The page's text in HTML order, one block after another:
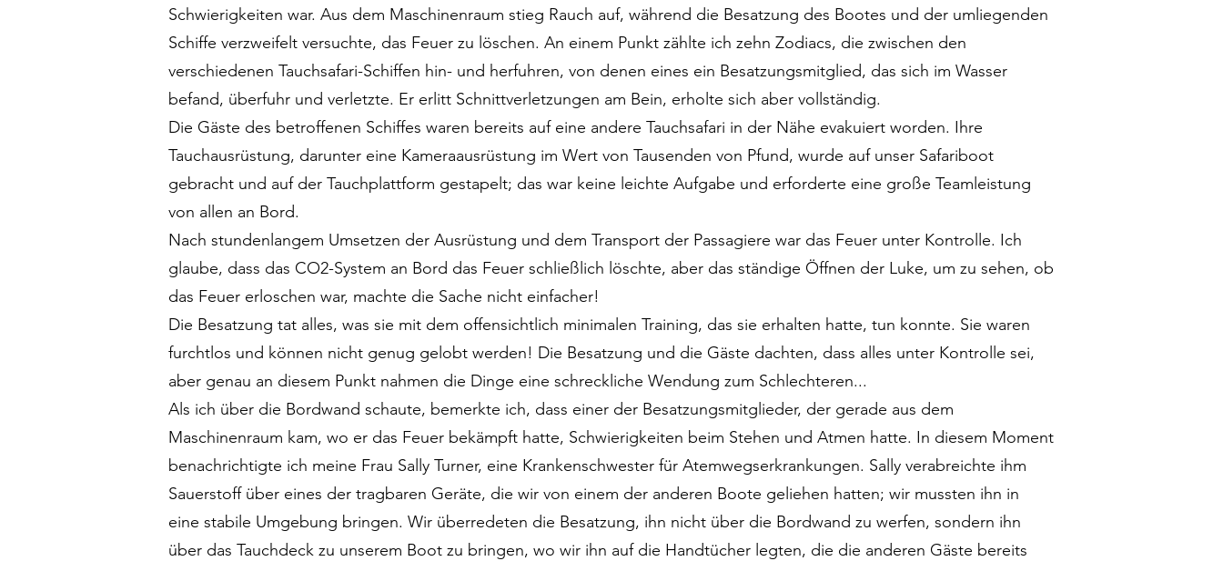
Schwierigkeiten war. Aus dem Maschinenraum stieg Rauch auf, während die Besatzung des Bootes und der umliegenden
Schiffe verzweifelt versuchte, das Feuer zu löschen. An einem Punkt zählte ich zehn Zodiacs, die zwischen den
verschiedenen Tauchsafari-Schiffen hin- und herfuhren, von denen eines ein Besatzungsmitglied, das sich im Wasser
befand, überfuhr und verletzte. Er erlitt Schnittverletzungen am Bein, erholte sich aber vollständig.
Die Gäste des betroffenen Schiffes waren bereits auf eine andere Tauchsafari in der Nähe evakuiert worden. Ihre
Tauchausrüstung, darunter eine Kameraausrüstung im Wert von Tausenden von Pfund, wurde auf unser Safariboot
gebracht und auf der Tauchplattform gestapelt; das war keine leichte Aufgabe und erforderte eine große Teamleistung
von allen an Bord.
Nach stundenlangem Umsetzen der Ausrüstung und dem Transport der Passagiere war das Feuer unter Kontrolle. Ich
glaube, dass das CO2-System an Bord das Feuer schließlich löschte, aber das ständige Öffnen der Luke, um zu sehen, ob
das Feuer erloschen war, machte die Sache nicht einfacher!
Die Besatzung tat alles, was sie mit dem offensichtlich minimalen Training, das sie erhalten hatte, tun konnte. Sie waren
furchtlos und können nicht genug gelobt werden! Die Besatzung und die Gäste dachten, dass alles unter Kontrolle sei,
aber genau an diesem Punkt nahmen die Dinge eine schreckliche Wendung zum Schlechteren...
Als ich über die Bordwand schaute, bemerkte ich, dass einer der Besatzungsmitglieder, der gerade aus dem
Maschinenraum kam, wo er das Feuer bekämpft hatte, Schwierigkeiten beim Stehen und Atmen hatte. In diesem Moment
benachrichtigte ich meine Frau Sally Turner, eine Krankenschwester für Atemwegserkrankungen. Sally verabreichte ihm
Sauerstoff über eines der tragbaren Geräte, die wir von einem der anderen Boote geliehen hatten; wir mussten ihn in
eine stabile Umgebung bringen. Wir überredeten die Besatzung, ihn nicht über die Bordwand zu werfen, sondern ihn
über das Tauchdeck zu unserem Boot zu bringen, wo wir ihn auf die Handtücher legten, die die anderen Gäste bereits